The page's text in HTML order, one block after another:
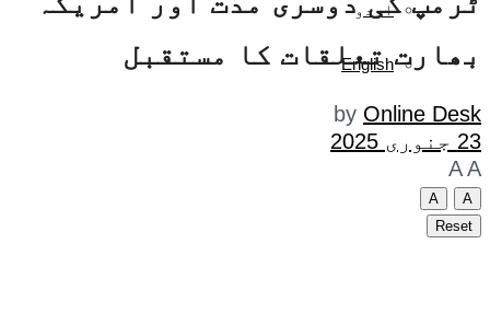
اردو
English
بھارت تعلقات کا مستقبل
by Online Desk
23 جنوری 2025
A A
A
A
Reset